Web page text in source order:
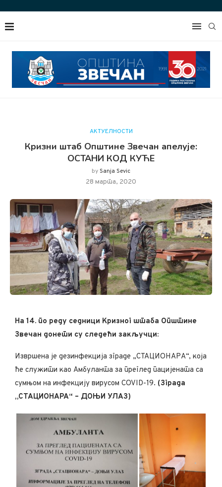
АКТУЕЛНОСТИ
Кризни штаб Општине Звечан апелује:
ОСТАНИ КОД КУЋЕ
bySanja Sevic
28 марта, 2020
На 14. по реду седници Кризног штаба Општине
Звечан донети су следећи закључци:
Извршена је дезинфекција зграде „СТАЦИОНАРА“, која
ће служити као Амбуланта за преглед пацијената са
сумњом на инфекцију вирусом COVID-19. (Зграда
„СТАЦИОНАРА“ – ДОЊИ УЛАЗ)